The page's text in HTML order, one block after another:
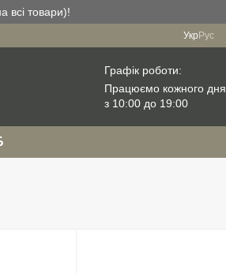
всі товари)!
Укр Рус
Графік роботи:
Працюємо кожного дня
з 10:00 до 19:00